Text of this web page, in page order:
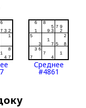
Среднее
#4861